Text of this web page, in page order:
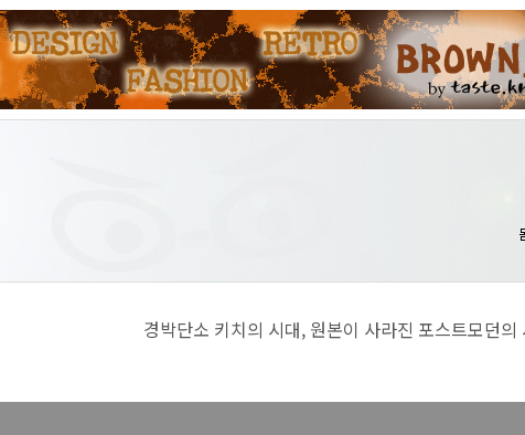
경박단소 키치의 시대, 원본이 사라진 포스트모던의 시대에,